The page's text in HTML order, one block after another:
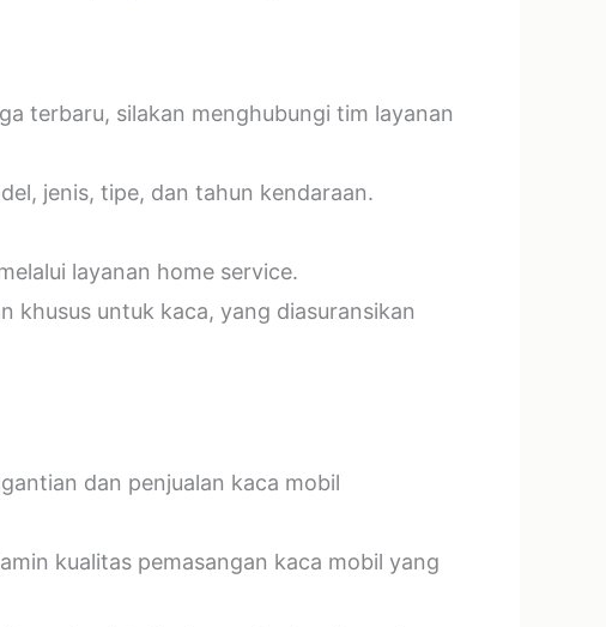
terbaru, silakan menghubungi tim layanan
jenis, tipe, dan tahun kendaraan.
layanan home service.
khusus untuk kaca, yang diasuransikan
dan penjualan kaca mobil
kualitas pemasangan kaca mobil yang